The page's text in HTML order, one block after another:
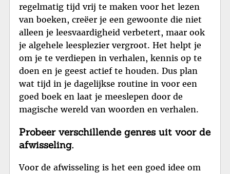
regelmatig tijd vrij te maken voor het lezen
van boeken, creëer je een gewoonte die niet
alleen je leesvaardigheid verbetert, maar ook
je algehele leesplezier vergroot. Het helpt je
om je te verdiepen in verhalen, kennis op te
doen en je geest actief te houden. Dus plan
wat tijd in je dagelijkse routine in voor een
goed boek en laat je meeslepen door de
magische wereld van woorden en verhalen.
Probeer verschillende genres uit voor de
afwisseling.
Voor de afwisseling is het een goed idee om